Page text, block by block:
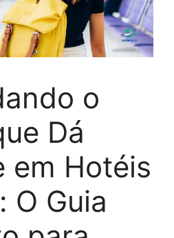
o
Dá
em Hotéis
O Guia